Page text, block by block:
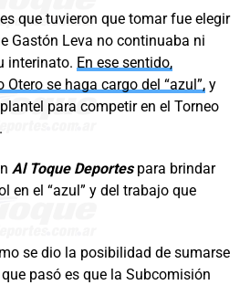
que tuvieron que tomar fue elegir
Gastón Leva no continuaba ni
interinato. En ese sentido,
se haga cargo del “azul”,y
para competir en el Torneo
Al Toque Deportespara brindar
en el “azul” y del trabajo que
se dio la posibilidad de sumarse
pasó es que la Subcomisión